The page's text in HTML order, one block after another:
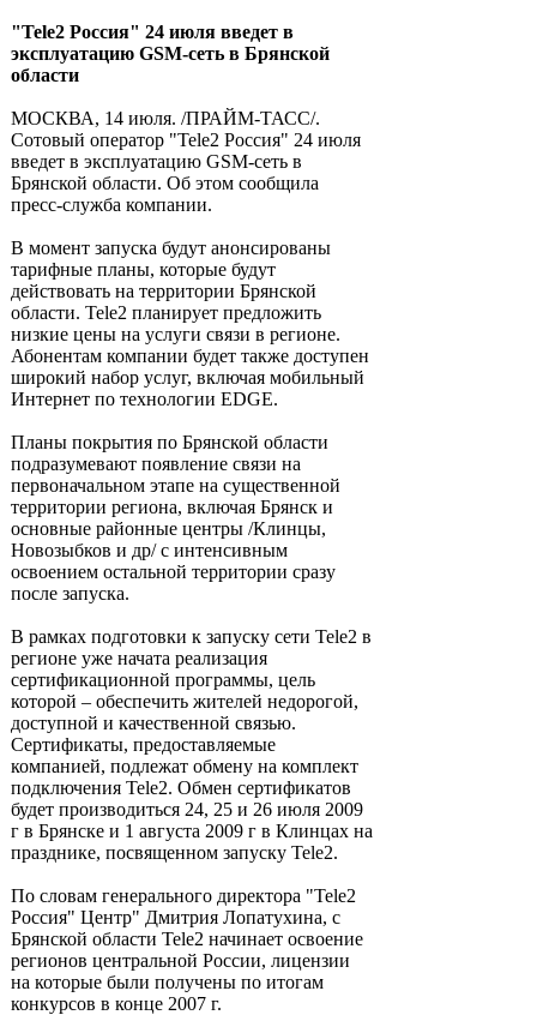
"Tele2 Россия" 24 июля введет в
эксплуатацию GSM-сеть в Брянской
области
МОСКВА, 14 июля. /ПРАЙМ-ТАСС/.
Сотовый оператор "Tele2 Россия" 24 июля
введет в эксплуатацию GSM-сеть в
Брянской области. Об этом сообщила
пресс-служба компании.
В момент запуска будут анонсированы
тарифные планы, которые будут
действовать на территории Брянской
области. Tele2 планирует предложить
низкие цены на услуги связи в регионе.
Абонентам компании будет также доступен
широкий набор услуг, включая мобильный
Интернет по технологии EDGE.
Планы покрытия по Брянской области
подразумевают появление связи на
первоначальном этапе на существенной
территории региона, включая Брянск и
основные районные центры /Клинцы,
Новозыбков и др/ с интенсивным
освоением остальной территории сразу
после запуска.
В рамках подготовки к запуску сети Tele2 в
регионе уже начата реализация
сертификационной программы, цель
которой – обеспечить жителей недорогой,
доступной и качественной связью.
Сертификаты, предоставляемые
компанией, подлежат обмену на комплект
подключения Tele2. Обмен сертификатов
будет производиться 24, 25 и 26 июля 2009
г в Брянске и 1 августа 2009 г в Клинцах на
празднике, посвященном запуску Tele2.
По словам генерального директора "Tele2
Россия" Центр" Дмитрия Лопатухина, с
Брянской области Tele2 начинает освоение
регионов центральной России, лицензии
на которые были получены по итогам
конкурсов в конце 2007 г.